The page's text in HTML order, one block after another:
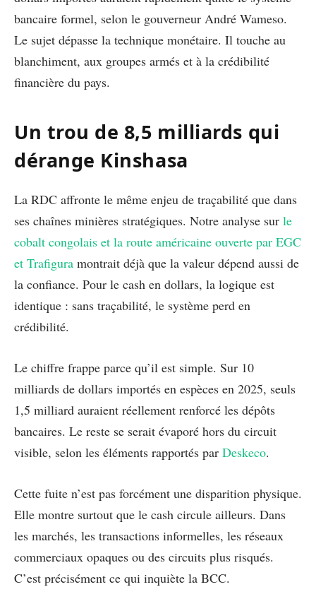
bancaire formel, selon le gouverneur André Wameso.
Le sujet dépasse la technique monétaire. Il touche au
blanchiment, aux groupes armés et à la crédibilité
financière du pays.
Un trou de 8,5 milliards qui
dérange Kinshasa
La RDC affronte le même enjeu de traçabilité que dans
ses chaînes minières stratégiques. Notre analyse sur le
cobalt congolais et la route américaine ouverte par EGC
et Trafigura montrait déjà que la valeur dépend aussi de
la confiance. Pour le cash en dollars, la logique est
identique : sans traçabilité, le système perd en
crédibilité.
Le chiffre frappe parce qu’il est simple. Sur 10
milliards de dollars importés en espèces en 2025, seuls
1,5 milliard auraient réellement renforcé les dépôts
bancaires. Le reste se serait évaporé hors du circuit
visible, selon les éléments rapportés par Deskeco.
Cette fuite n’est pas forcément une disparition physique.
Elle montre surtout que le cash circule ailleurs. Dans
les marchés, les transactions informelles, les réseaux
commerciaux opaques ou des circuits plus risqués.
C’est précisément ce qui inquiète la BCC.